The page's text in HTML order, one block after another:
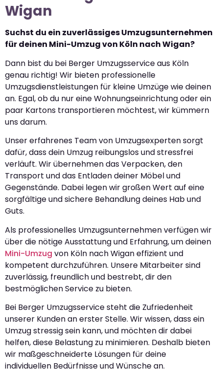
Wigan
Suchst du ein zuverlässiges Umzugsunternehmen
für deinen Mini-Umzug von Köln nach Wigan?
Dann bist du bei Berger Umzugsservice aus Köln
genau richtig! Wir bieten professionelle
Umzugsdienstleistungen für kleine Umzüge wie deinen
an. Egal, ob du nur eine Wohnungseinrichtung oder ein
paar Kartons transportieren möchtest, wir kümmern
uns darum.
Unser erfahrenes Team von Umzugsexperten sorgt
dafür, dass dein Umzug reibungslos und stressfrei
verläuft. Wir übernehmen das Verpacken, den
Transport und das Entladen deiner Möbel und
Gegenstände. Dabei legen wir großen Wert auf eine
sorgfältige und sichere Behandlung deines Hab und
Guts.
Als professionelles Umzugsunternehmen verfügen wir
über die nötige Ausstattung und Erfahrung, um deinen
Mini-Umzug von Köln nach Wigan effizient und
kompetent durchzuführen. Unsere Mitarbeiter sind
zuverlässig, freundlich und bestrebt, dir den
bestmöglichen Service zu bieten.
Bei Berger Umzugsservice steht die Zufriedenheit
unserer Kunden an erster Stelle. Wir wissen, dass ein
Umzug stressig sein kann, und möchten dir dabei
helfen, diese Belastung zu minimieren. Deshalb bieten
wir maßgeschneiderte Lösungen für deine
individuellen Bedürfnisse und Wünsche an.